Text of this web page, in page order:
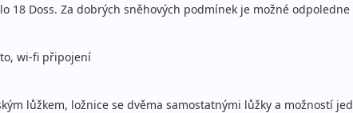
18 Doss. Za dobrých sněhových podmínek je možné
wi-fi připojení
lůžkem, ložnice se dvěma samostatnými lůžky a možností